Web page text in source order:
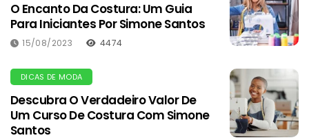
O Encanto Da Costura: Um Guia
Para Iniciantes Por Simone Santos
15/08/2023 4474
DICAS DE MODA
Descubra O Verdadeiro Valor De
Um Curso De Costura Com Simone
Santos